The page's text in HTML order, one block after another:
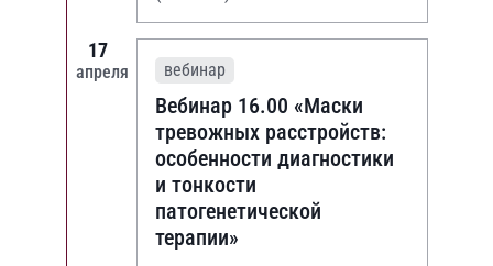
17
апреля вебинар
Вебинар 16.00 «Маски
тревожных расстройств:
особенности диагностики
и тонкости
патогенетической
терапии»